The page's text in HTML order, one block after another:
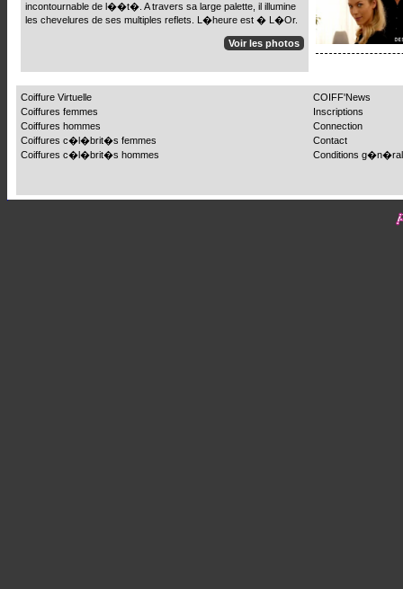
incontournable de l��t�. A travers sa large palette, il illumine
les chevelures de ses multiples reflets. L�heure est � L�Or.
Voir les photos
Coiffure Virtuelle
Coiffures femmes
Coiffures hommes
Coiffures c�l�brit�s femmes
Coiffures c�l�brit�s hommes
COIFF'News
Inscriptions
Connection
Contact
Conditions